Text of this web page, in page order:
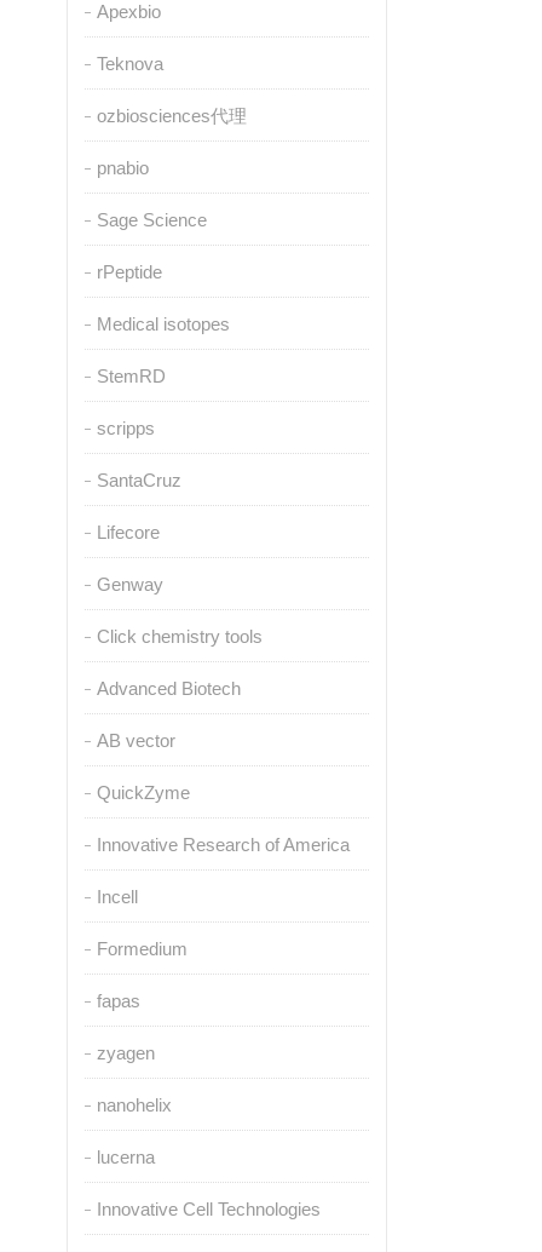
Apexbio
Teknova
ozbiosciences代理
pnabio
Sage Science
rPeptide
Medical isotopes
StemRD
scripps
SantaCruz
Lifecore
Genway
Click chemistry tools
Advanced Biotech
AB vector
QuickZyme
Innovative Research of America
Incell
Formedium
fapas
zyagen
nanohelix
lucerna
Innovative Cell Technologies